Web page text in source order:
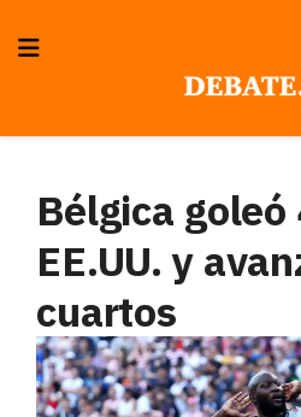
Bélgica goleó
EE.UU. y
cuartos